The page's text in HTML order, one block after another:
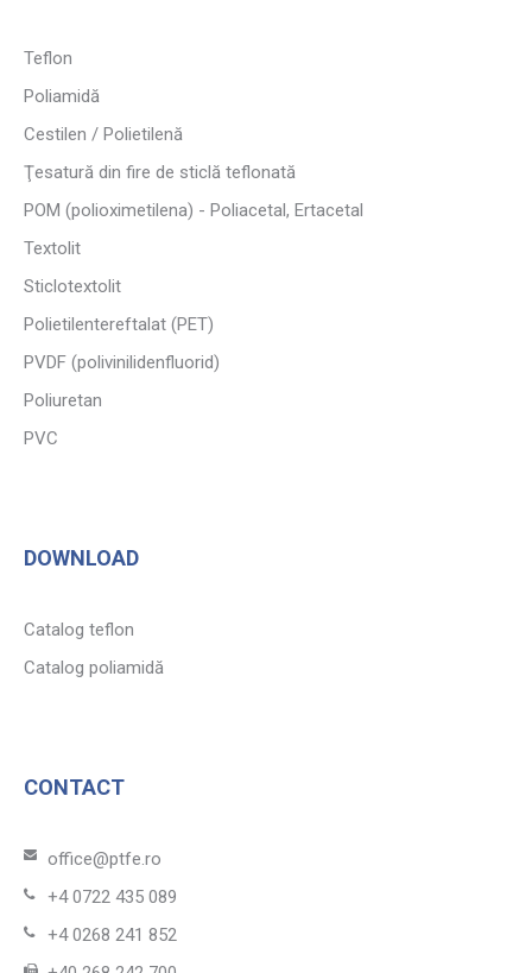
Teflon
Poliamidă
Cestilen / Polietilenă
Ţesatură din fire de sticlă teflonată
POM (polioximetilena) - Poliacetal, Ertacetal
Textolit
Sticlotextolit
Polietilentereftalat (PET)
PVDF (polivinilidenfluorid)
Poliuretan
PVC
DOWNLOAD
Catalog teflon
Catalog poliamidă
CONTACT
office@ptfe.ro
+4 0722 435 089
+4 0268 241 852